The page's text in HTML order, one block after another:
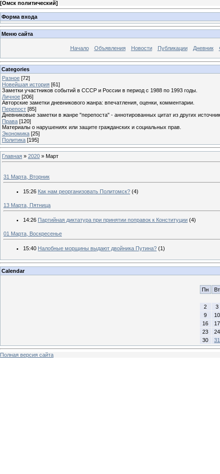
[Омск политический]
Форма входа
Меню сайта
Начало Объявления Новости Публикации Дневник
Categories
Разное [72]
Новейшая история [61]
Заметки участников событий в СССР и России в период с 1988 по 1993 годы.
Личное [206]
Авторские заметки дневникового жанра: впечатления, оценки, комментарии.
Перепост [85]
Дневниковые заметки в жанре "перепоста" - аннотированных цитат из других
Права [120]
Материалы о нарушениях или защите гражданских и социальных прав.
Экономика [25]
Политика [195]
Главная » 2020 » Март
31 Марта, Вторник
15:26 Как нам реорганизовать Политомск? (4)
13 Марта, Пятница
14:26 Партийная диктатура при принятии поправок к Конституции (4)
01 Марта, Воскресенье
15:40 Налобные морщины выдают двойника Путина? (1)
Calendar
Пн Вт
2
3
9
10
16
17
23
24
30
31
Полная версия сайта